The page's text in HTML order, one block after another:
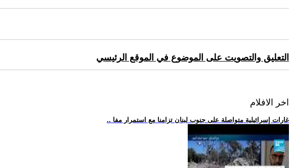
التعليق والتصويت على الموضوع في الموقع الرئيسي
اخر الافلام
.. غارات إسرائيلية متواصلة على جنوب لبنان تزامنا مع استمرار مفا